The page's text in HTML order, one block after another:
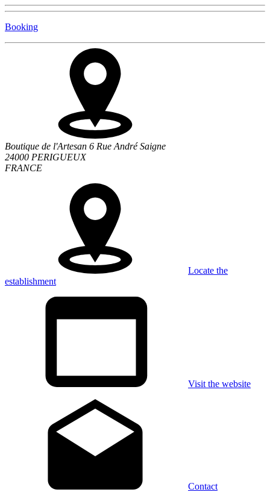
Booking
Boutique de l'Artesan 6 Rue André Saigne
24000 PERIGUEUX
FRANCE
Locate the
establishment
Visit the website
Contact